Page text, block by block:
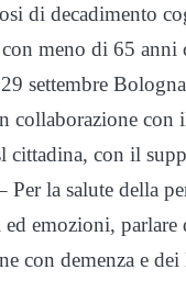
di decadimento
meno di 65
settembre
collaborazione
con il
Per la salute della
emozioni,
con demenza e